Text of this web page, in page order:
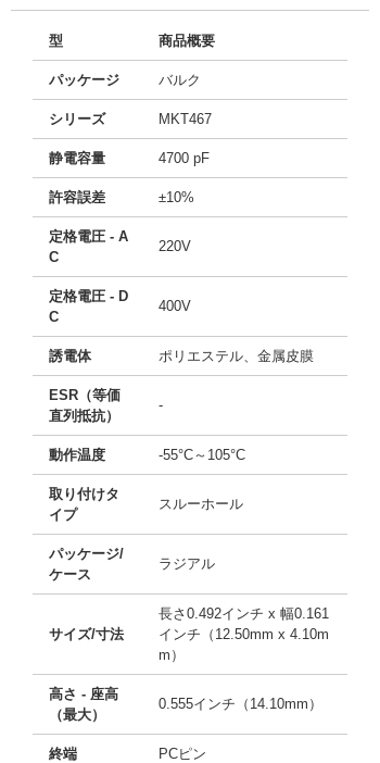
型 商品概要
パッケージ バルク
シリーズ MKT467
静電容量 4700 pF
許容誤差 ±10%
定格電圧 - A
C
220V
定格電圧 - D
C
400V
誘電体 ポリエステル、金属皮膜
ESR（等価
直列抵抗）
-
動作温度 -55°C～105°C
取り付けタ
イプ
スルーホール
パッケージ/
ケース
ラジアル
サイズ/寸法
長さ0.492インチ x 幅0.161
インチ（12.50mm x 4.10m
m）
高さ - 座高
（最大）
0.555インチ（14.10mm）
終端 PCピン